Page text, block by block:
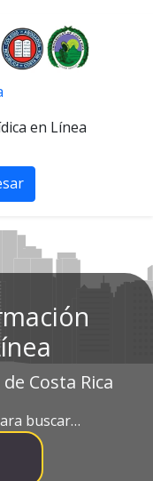
en Línea
Costa Rica
buscar…